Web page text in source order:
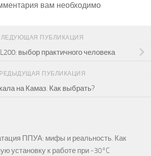
вам необходимо
ПУБЛИКАЦИЯ
выбор практичного человека
ПУБЛИКАЦИЯ
на Камаз. Как выбрать?
ППУА: мифы и реальность. Как
установку к работе при -30°C